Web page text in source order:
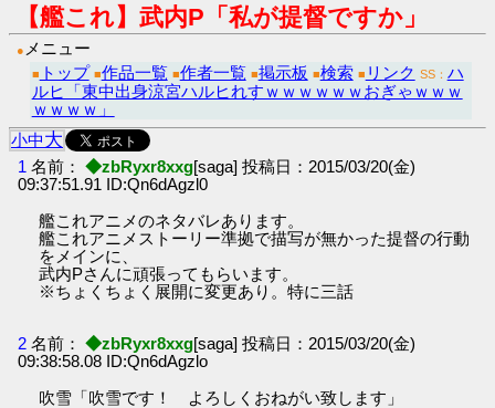
【艦これ】武内P「私が提督ですか」
● メニュー
■ トップ ■作品一覧 ■作者一覧 ■掲示板 ■検索 ■ リンク SS： ハ
ルヒ「東中出身涼宮ハルヒれすｗｗｗｗｗｗおぎゃｗｗｗ
ｗｗｗｗ」
小中大
1 名前： ◆zbRyxr8xxg[saga] 投稿日：2015/03/20(金)
09:37:51.91 ID:Qn6dAgzl0
艦これアニメのネタバレあります。
艦これアニメストーリー準拠で描写が無かった提督の行動
をメインに、
武内Pさんに頑張ってもらいます。
※ちょくちょく展開に変更あり。特に三話
2 名前： ◆zbRyxr8xxg[saga] 投稿日：2015/03/20(金)
09:38:58.08 ID:Qn6dAgzlo
吹雪「吹雪です！ よろしくおねがい致します」